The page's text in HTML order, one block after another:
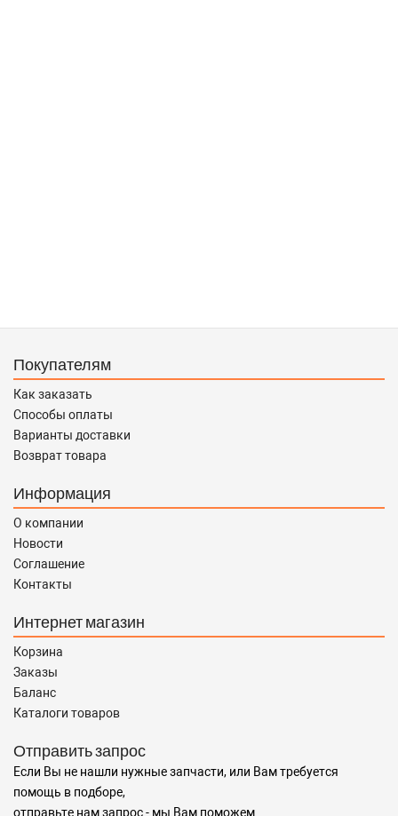
Покупателям
Как заказать
Способы оплаты
Варианты доставки
Возврат товара
Информация
О компании
Новости
Соглашение
Контакты
Интернет магазин
Корзина
Заказы
Баланс
Каталоги товаров
Отправить запрос
Если Вы не нашли нужные запчасти, или Вам требуется
помощь в подборе,
отправьте нам запрос - мы Вам поможем